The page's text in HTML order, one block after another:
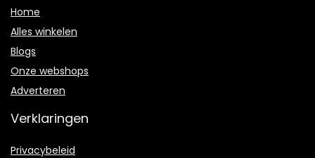
Home
Alles winkelen
Blogs
Onze webshops
Adverteren
Verklaringen
Privacybeleid